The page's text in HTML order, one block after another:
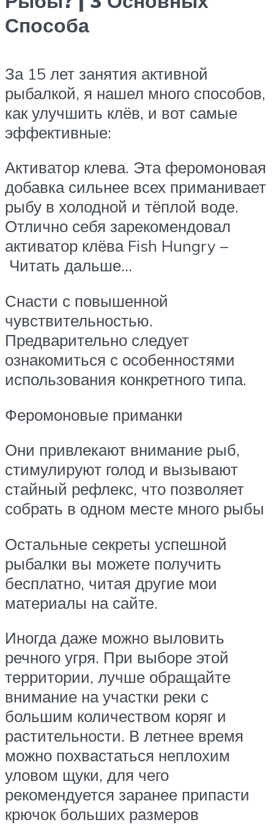
Способа
За 15 лет занятия активной
рыбалкой, я нашел много способов,
как улучшить клёв, и вот самые
эффективные:
Активатор клева. Эта феромоновая
добавка сильнее всех приманивает
рыбу в холодной и тёплой воде.
Отлично себя зарекомендовал
активатор клёва Fish Hungry –
Читать дальше…
Снасти с повышенной
чувствительностью.
Предварительно следует
ознакомиться с особенностями
использования конкретного типа.
Феромоновые приманки
Они привлекают внимание рыб,
стимулируют голод и вызывают
стайный рефлекс, что позволяет
собрать в одном месте много рыбы
Остальные секреты успешной
рыбалки вы можете получить
бесплатно, читая другие мои
материалы на сайте.
Иногда даже можно выловить
речного угря. При выборе этой
территории, лучше обращайте
внимание на участки реки с
большим количеством коряг и
растительности. В летнее время
можно похвастаться неплохим
уловом щуки, для чего
рекомендуется заранее припасти
крючок больших размеров